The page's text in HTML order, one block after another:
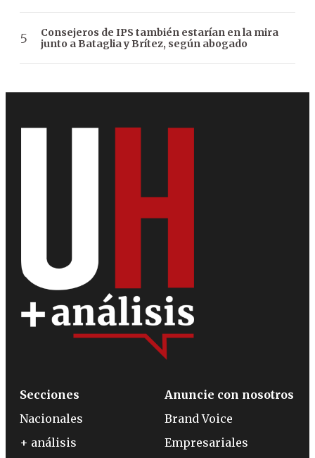
Consejeros de IPS también estarían en la mira
junto a Bataglia y Brítez, según abogado
Secciones
Nacionales
+ análisis
Anuncie con nosotros
Brand Voice
Empresariales